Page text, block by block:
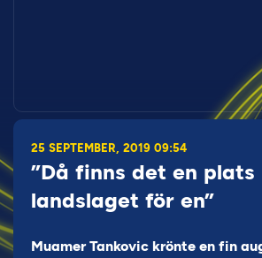
25 SEPTEMBER, 2019 09:54
”Då finns det en plats
landslaget för en”
​​​​​​​Muamer Tankovic krönte en fin